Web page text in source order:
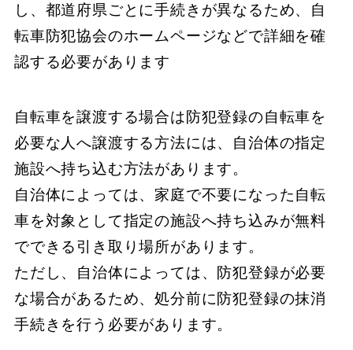
し、​​​​​​​都道府県ごとに手続きが異なるため、​​​​​​​自
転車防犯協会のホームページなどで詳細を確
認する必要があります
自転車を譲渡する場合は防犯登録の自転車を
必要な人へ譲渡する方法には、​​​​​自治体の指定
施設へ持ち込む方法があります。​​​​
​自治体によっては、​​​​​家庭で不要になった自転
車を対象として指定の施設へ持ち込みが無料
でできる引き取り場所があります。
​​​​​ただし、​​​​​自治体によっては、​​​​​防犯登録が必要
な場合があるため、​​​​​処分前に防犯登録の抹消
手続きを行う必要があります。